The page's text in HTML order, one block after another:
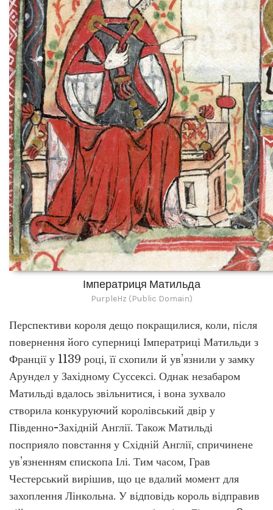
Імператриця Матильда
PurpleHz (Public Domain)
Перспективи короля дещо покращилися, коли, після
повернення його суперниці Імператриці Матильди з
Франції у 1139 році, її схопили й ув’язнили у замку
Арундел у Західному Суссексі. Однак незабаром
Матильді вдалось звільнитися, і вона зухвало
створила конкуруючий королівський двір у
Південно-Західній Англії. Також Матильді
посприяло повстання у Східній Англії, спричинене
ув’язненням єпископа Ілі. Тим часом, Грав
Честерський вирішив, що це вдалий момент для
захоплення Лінкольна. У відповідь король відправив